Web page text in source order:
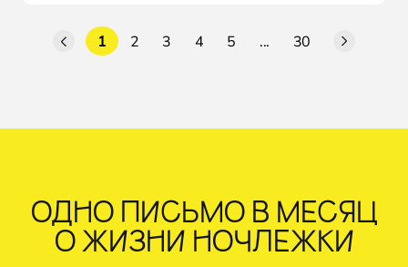
1 2 3 4 5 ... 30
ОДНО ПИСЬМО В МЕСЯЦ
О ЖИЗНИ НОЧЛЕЖКИ